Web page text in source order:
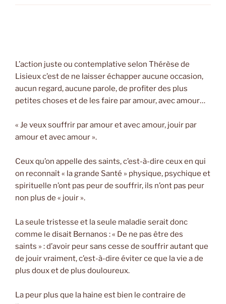
L’action juste ou contemplative selon Thérèse de
Lisieux c’est de ne laisser échapper aucune occasion,
aucun regard, aucune parole, de profiter des plus
petites choses et de les faire par amour, avec amour…
« Je veux souffrir par amour et avec amour, jouir par
amour et avec amour ».
Ceux qu’on appelle des saints, c’est-à-dire ceux en qui
on reconnaît « la grande Santé » physique, psychique et
spirituelle n’ont pas peur de souffrir, ils n’ont pas peur
non plus de « jouir ».
La seule tristesse et la seule maladie serait donc
comme le disait Bernanos : « De ne pas être des
saints » : d’avoir peur sans cesse de souffrir autant que
de jouir vraiment, c’est-à-dire éviter ce que la vie a de
plus doux et de plus douloureux.
La peur plus que la haine est bien le contraire de